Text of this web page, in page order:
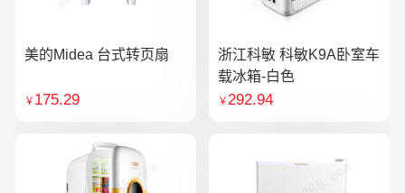
美的Midea 台式转页扇
￥ 175.29
浙江科敏 科敏K9A卧室车
载冰箱-白色
￥292.94